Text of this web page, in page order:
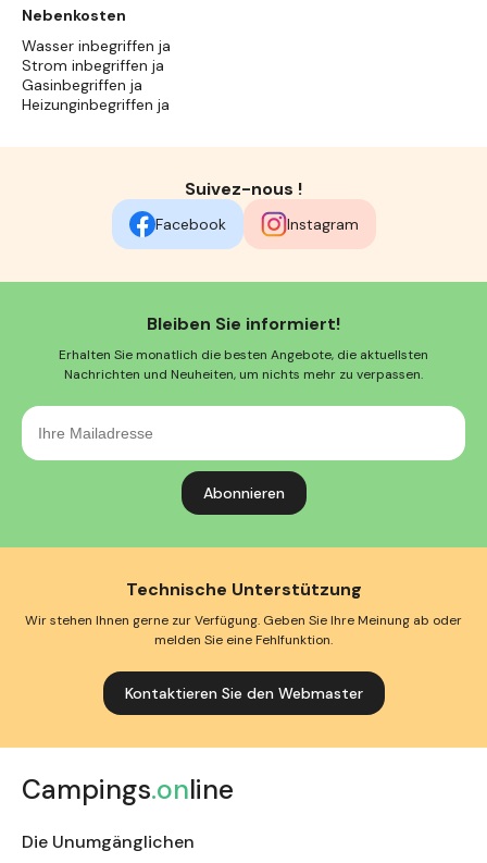
Nebenkosten
Wasser inbegriffen ja
Strom inbegriffen ja
Gasinbegriffen ja
Heizunginbegriffen ja
Suivez-nous !
Facebook Instagram
Bleiben Sie informiert!
Erhalten Sie monatlich die besten Angebote, die aktuellsten
Nachrichten und Neuheiten, um nichts mehr zu verpassen.
Ihre
Mailadresse
Technische Unterstützung
Wir stehen Ihnen gerne zur Verfügung. Geben Sie Ihre Meinung ab oder
melden Sie eine Fehlfunktion.
Kontaktieren Sie den Webmaster
Campings.online
Die Unumgänglichen